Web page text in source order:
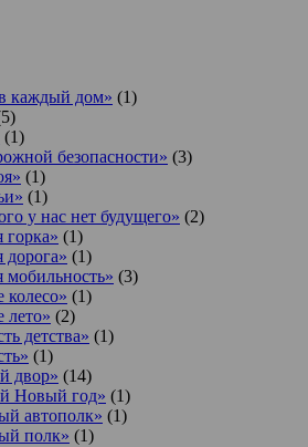
каждый дом» (1)
(1)
безопасности» (3)
(1)
(1)
у нас нет будущего» (2)
горка» (1)
дорога» (1)
мобильность» (3)
колесо» (1)
лето» (2)
детства» (1)
(1)
двор» (14)
Новый год» (1)
автополк» (1)
полк» (1)